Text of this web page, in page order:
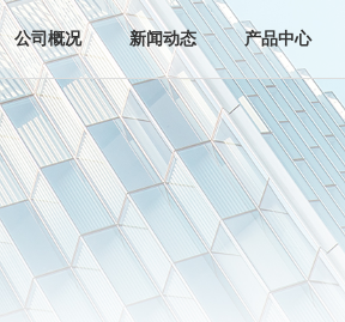
公司概况 新闻动态 产品中心